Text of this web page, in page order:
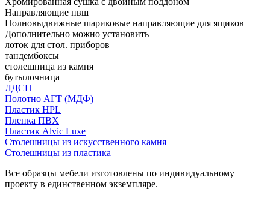
Направляющие пвш
Полновыдвижные шариковые направляющие для ящиков
Дополнительно можно установить
лоток для стол. приборов
тандембоксы
столешница из камня
бутылочница
ЛДСП
Полотно АГТ (МДФ)
Пластик HPL
Пленка ПВХ
Пластик Alvic Luxe
Столешницы из искусственного камня
Столешницы из пластика
Все образцы мебели изготовлены по индивидуальному
проекту в единственном экземпляре.